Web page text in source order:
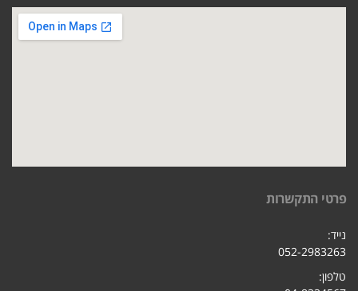
פרטי התקשרות
נייד:
052-2983263
טלפון: